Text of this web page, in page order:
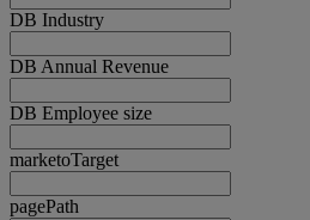
DB Industry
DB Annual Revenue
DB Employee size
marketoTarget
pagePath